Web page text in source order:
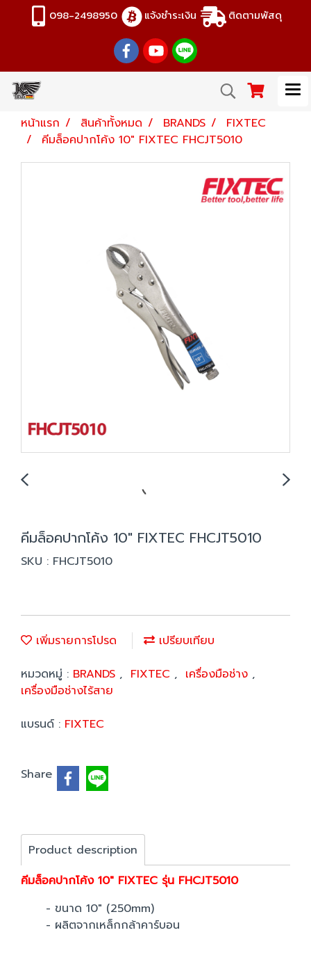
098-2498950 แจ้งชำระเงิน ติดตามพัสดุ
หน้าแรก สินค้าทั้งหมด BRANDS
FIXTEC
คีมล็อคปากโค้ง 10" FIXTEC FHCJT5010
คีมล็อคปากโค้ง 10" FIXTEC FHCJT5010
SKU : FHCJT5010
เพิ่มรายการโปรด
เปรียบเทียบ
หมวดหมู่ : BRANDS , FIXTEC , เครื่องมือช่าง ,
เครื่องมือช่างไร้สาย
แบรนด์ : FIXTEC
Share
Product description
คีมล็อคปากโค้ง 10" FIXTEC รุ่น FHCJT5010
- ขนาด 10" (250mm)
- ผลิตจากเหล็กกล้าคาร์บอน